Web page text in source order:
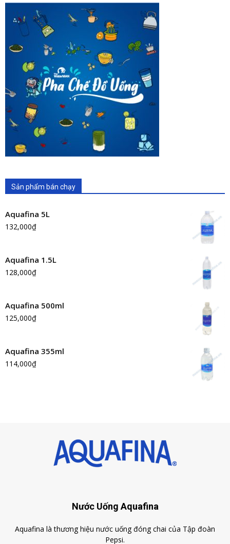
Sản phẩm bán chạy
Aquafina 5L
132,000₫
Aquafina 1.5L
128,000₫
Aquafina 500ml
125,000₫
Aquafina 355ml
114,000₫
Nước Uống Aquafina
Aquafina là thương hiệu nước uống đóng chai của Tập đoàn
Pepsi.